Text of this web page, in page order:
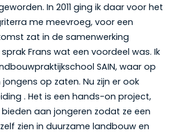
In 2011 ging ik daar voor het
me meevroeg, voor een
zat in de samenwerking
Frans wat een voordeel was. Ik
SAIN, waar op
op zaten. Nu zijn er ook
. Het is een hands-on project,
aan jongeren zodat ze een
zien in duurzame landbouw en